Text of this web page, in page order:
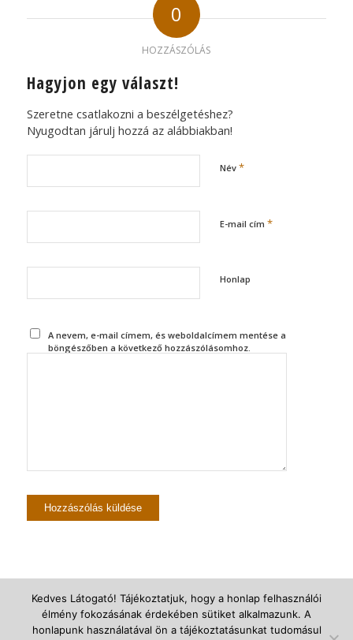
0
HOZZÁSZÓLÁS
Hagyjon egy választ!
Szeretne csatlakozni a beszélgetéshez?
Nyugodtan járulj hozzá az alábbiakban!
Név *
E-mail cím *
Honlap
A nevem, e-mail címem, és weboldalcímem mentése a
böngészőben a következő hozzászólásomhoz.
© Újszegedi Árpádházi Szent Erzsébet Plébánia - powered by Enfold
Kedves Látogató! Tájékoztatjuk, hogy a honlap felhasználói
élmény fokozásának érdekében sütiket alkalmazunk. A
honlapunk használatával ön a tájékoztatásunkat tudomásul